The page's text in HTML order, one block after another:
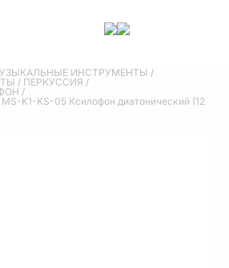
ИНСТРУМЕНТЫ /
/ ПЕРКУССИЯ /
/
K1-KS-05 Ксилофон диатонический (12
MS-K1-KS-05